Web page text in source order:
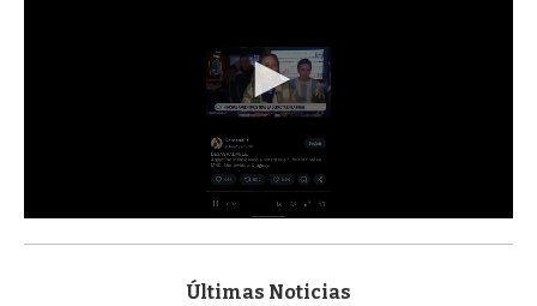
s
Últimas Noticias